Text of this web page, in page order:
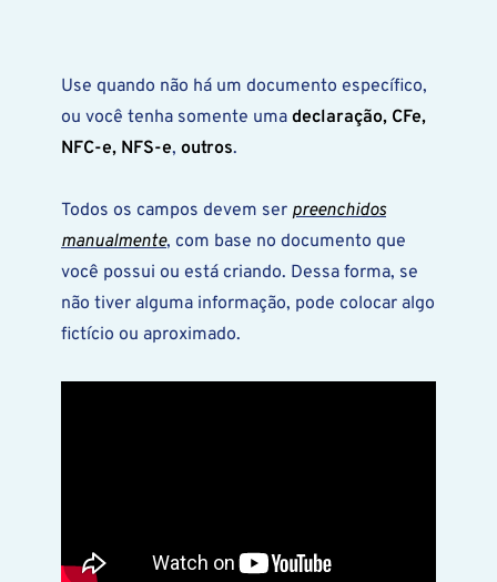
Use quando não há um documento específico,
ou você tenha somente uma declaração, CFe,
NFC-e, NFS-e, outros.
Todos os campos devem ser preenchidos
manualmente, com base no documento que
você possui ou está criando. Dessa forma, se
não tiver alguma informação, pode colocar algo
fictício ou aproximado.